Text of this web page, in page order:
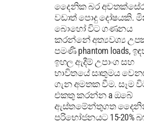
දෛනික බර
වඩාත් පොදු දෝෂයකි.
බොහෝ විට ගණනය
කරන්නේ අත්‍යවශ්‍ය
පමණි phantom loads,
ඉහල ඇදීම් උපාංග සහ
භාවිතයේ සෘතුමය
ගැන අමතක වීම. සෑම
එකතු කරන්න a ඔබේ
ඇස්තමේන්තුගත
පරිභෝජනයට 15-20%